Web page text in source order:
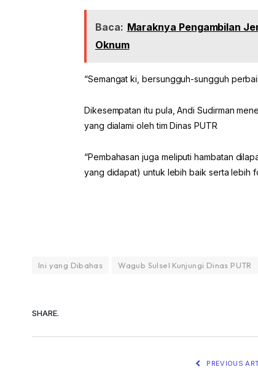
Baca: Maraknya Pengambilan
Oknum
“Semangat ki, bersungguh-sungguh
Dikesempatan itu pula, Andi Sudirman
yang dialami oleh tim Dinas PUTR
“Pembahasan juga meliputi hambatan
yang didapat) untuk lebih baik serta lebih
Ini yang Dibahas Wagub Sulsel Kunjungi Dinas PUTR
SHARE.
PREVIOUS